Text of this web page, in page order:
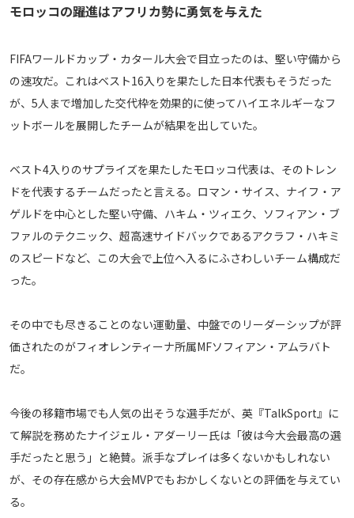
iOS Apps
Android
Web
メディアアライアンス
モロッコの躍進はアフリカ勢に勇気を与えた
FIFAワールドカップ・カタール大会で目立ったのは、堅い守備から
の速攻だ。これはベスト16入りを果たした日本代表もそうだった
が、5人まで増加した交代枠を効果的に使ってハイエネルギーなフ
ットボールを展開したチームが結果を出していた。
ベスト4入りのサプライズを果たしたモロッコ代表は、そのトレン
ドを代表するチームだったと言える。ロマン・サイス、ナイフ・ア
ゲルドを中心とした堅い守備、ハキム・ツィエク、ソフィアン・ブ
ファルのテクニック、超高速サイドバックであるアクラフ・ハキミ
のスピードなど、この大会で上位へ入るにふさわしいチーム構成だ
った。
その中でも尽きることのない運動量、中盤でのリーダーシップが評
価されたのがフィオレンティーナ所属MFソフィアン・アムラバト
だ。
今後の移籍市場でも人気の出そうな選手だが、英『TalkSport』に
て解説を務めたナイジェル・アダーリー氏は「彼は今大会最高の選
手だったと思う」と絶賛。派手なプレイは多くないかもしれない
が、その存在感から大会MVPでもおかしくないとの評価を与えてい
る。